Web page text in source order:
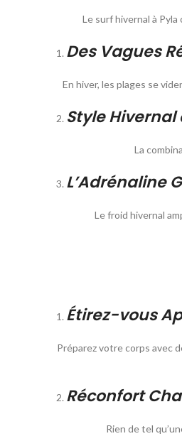
Le surf hivernal à
Des Vagues
En hiver, les plages se
Style
La
L’Adrénaline
Le froid hivernal
Étirez-vous
Préparez votre corps avec
Réconfort
Rien de tel